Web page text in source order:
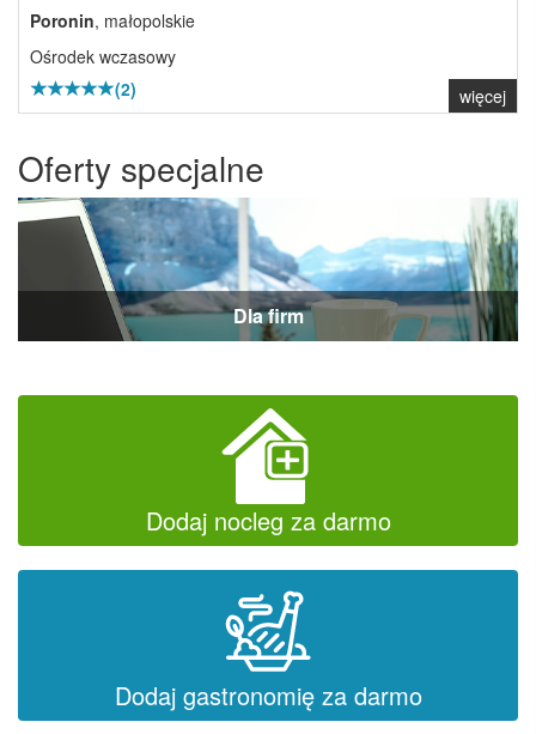
Poronin, małopolskie
Ośrodek wczasowy
(2)
więcej
Oferty specjalne
Dla firm
Dodaj nocleg za darmo
Dodaj gastronomię za darmo